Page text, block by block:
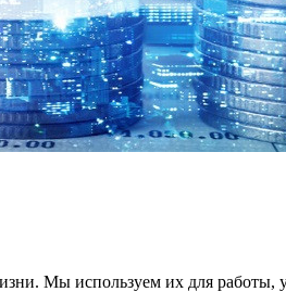
Мы используем их для